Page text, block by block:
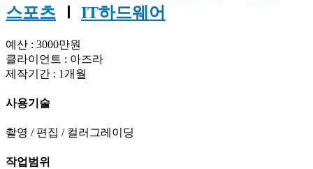
스포츠
IT하드웨어
예산 : 3000만원
클라이언트 : 아즈라
제작기간 : 1개월
사용기술
촬영 / 편집 / 컬러그레이딩
작업범위